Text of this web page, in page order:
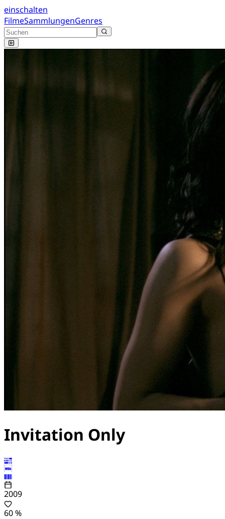
einschalten
FilmeSammlungenGenres
Invitation Only
2009
60 %